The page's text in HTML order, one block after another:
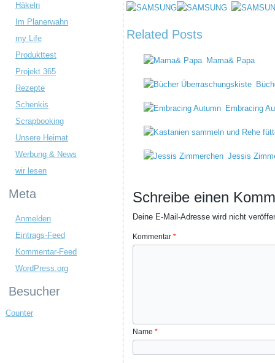
Häkeln
Im Planerwahn
my Life
Produkttest
Projekt 365
Rezepte
Schenkis
Scrapbooking
Unsere Heimat
Werbung & News
wir lesen
Meta
Anmelden
Eintrags-Feed
Kommentar-Feed
WordPress.org
Besucher
Counter
Related Posts
Mama& Papa
Embracing
Jessis
Schreibe einen
Deine E-Mail-Adresse wird nicht
Kommentar *
Name *